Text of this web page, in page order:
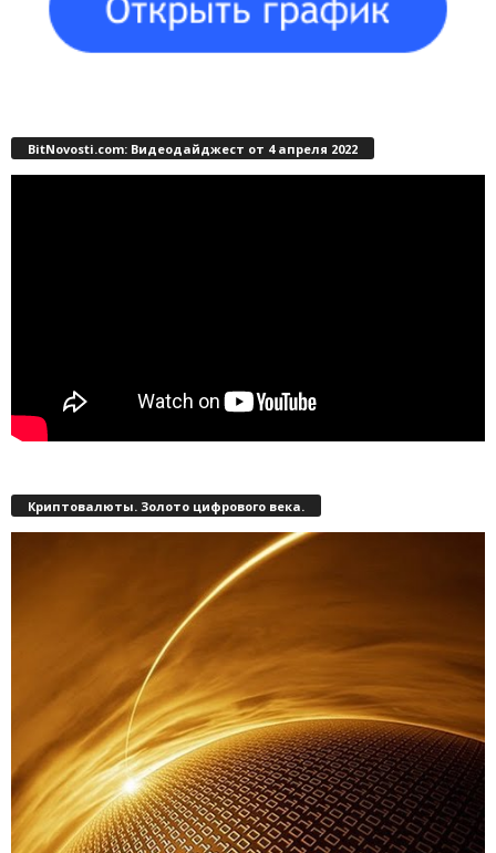
BitNovosti.com: Видеодайджест от 4 апреля 2022
Криптовалюты. Золото цифрового века.